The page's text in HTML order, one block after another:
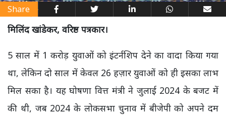
Share
मिलिंद खांडेकर, वरिष्ठ पत्रकार।
5 साल में 1 करोड़ युवाओं को इंटर्नशिप देने का वादा किया गया
था, लेकिन दो साल में केवल 26 हज़ार युवाओं को ही इसका लाभ
मिल सका है। यह घोषणा वित्त मंत्री ने जुलाई 2024 के बजट में
की थी, जब 2024 के लोकसभा चुनाव में बीजेपी को अपने दम